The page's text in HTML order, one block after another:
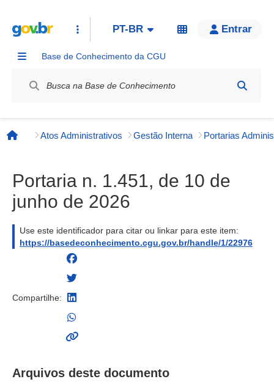
PT-BR Entrar
Base de Conhecimento da CGU
Página inicial
Atos Administrativos Gestão Interna
Portaria n. 1.451, de 10 de
junho de 2026
Use este identificador para citar ou linkar para este item:
https://basedeconhecimento.cgu.gov.br/handle/1/22976
Compartilhe:
Arquivos deste documento